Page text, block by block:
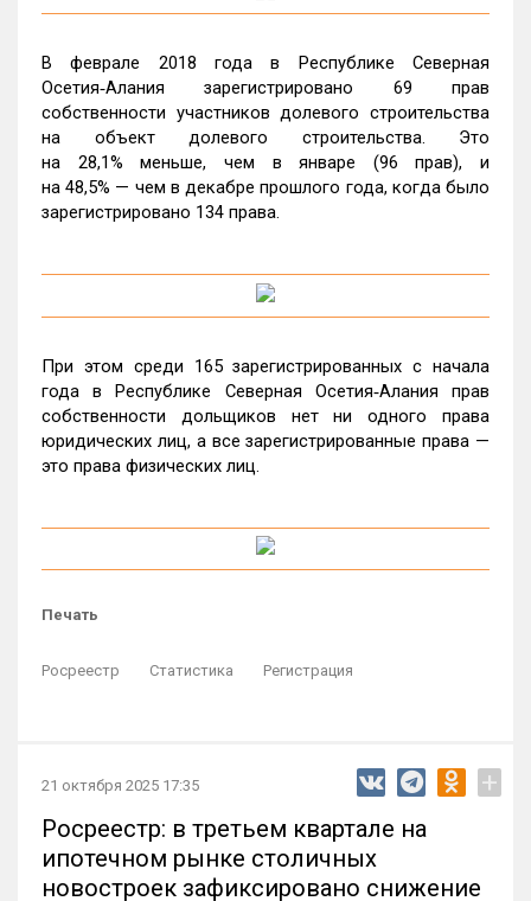
В феврале 2018 года в Республике Северная
Осетия‑Алания зарегистрировано 69 прав
собственности участников долевого строительства
на объект долевого строительства. Это
на 28,1% меньше, чем в январе (96 прав), и
на 48,5% — чем в декабре прошлого года, когда было
зарегистрировано 134 права.
При этом среди 165 зарегистрированных с начала
года в Республике Северная Осетия‑Алания прав
собственности дольщиков нет ни одного права
юридических лиц, а все зарегистрированные права —
это права физических лиц.
Печать
Росреестр Статистика Регистрация
21 октября 2025 17:35 +
Росреестр: в третьем квартале на
ипотечном рынке столичных
новостроек зафиксировано снижение